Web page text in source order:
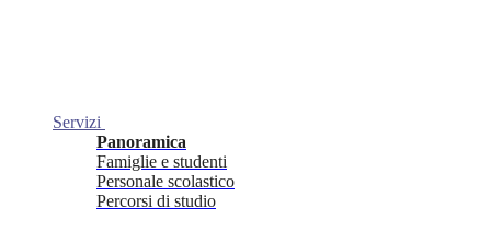
Servizi
Panoramica
Famiglie e studenti
Personale scolastico
Percorsi di studio